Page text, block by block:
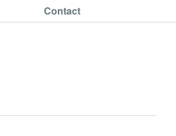
Contact